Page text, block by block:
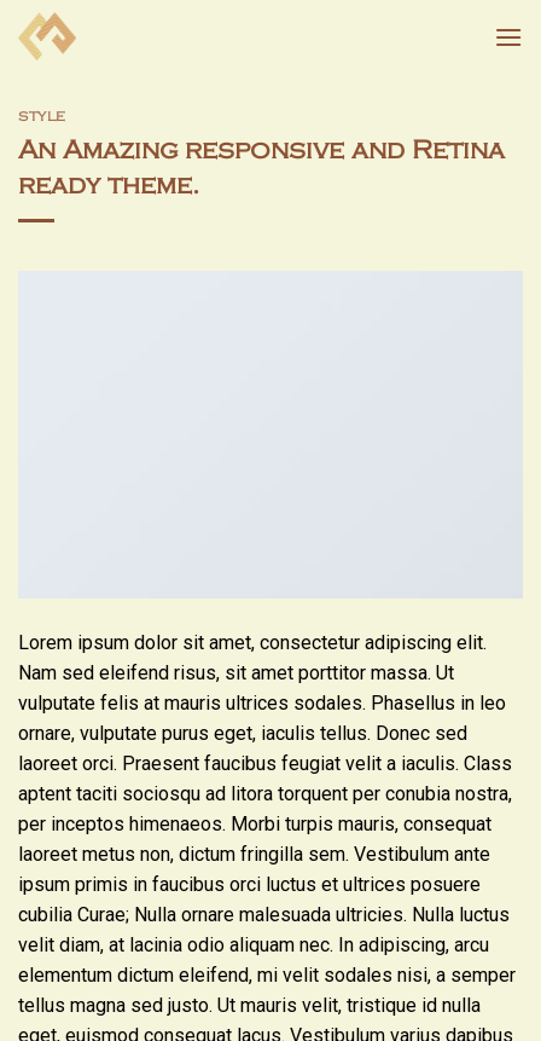
Skip
STYLE
An Amazing responsive and Retina
ready theme.
Lorem ipsum dolor sit amet, consectetur adipiscing elit.
Nam sed eleifend risus, sit amet porttitor massa. Ut
vulputate felis at mauris ultrices sodales. Phasellus in leo
ornare, vulputate purus eget, iaculis tellus. Donec sed
laoreet orci. Praesent faucibus feugiat velit a iaculis. Class
aptent taciti sociosqu ad litora torquent per conubia nostra,
per inceptos himenaeos. Morbi turpis mauris, consequat
laoreet metus non, dictum fringilla sem. Vestibulum ante
ipsum primis in faucibus orci luctus et ultrices posuere
cubilia Curae; Nulla ornare malesuada ultricies. Nulla luctus
velit diam, at lacinia odio aliquam nec. In adipiscing, arcu
elementum dictum eleifend, mi velit sodales nisi, a semper
tellus magna sed justo. Ut mauris velit, tristique id nulla
eget, euismod consequat lacus. Vestibulum varius dapibus